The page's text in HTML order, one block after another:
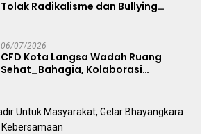
Tolak Radikalisme dan Bullying
06/07/2026
CFD Kota Langsa Wadah Ruang
Sehat_Bahagia, Kolaborasi